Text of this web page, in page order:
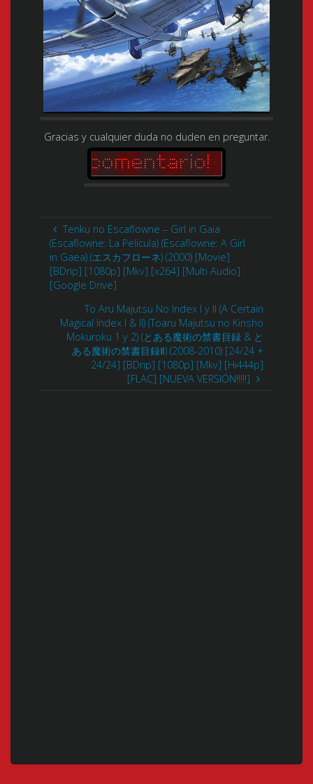
Gracias y cualquier duda no duden en preguntar.
Tenku no Escaflowne – Girl in Gaia
(Escaflowne: La Película) (Escaflowne: A Girl
in Gaea) (エスカフローネ) (2000) [Movie]
[BDrip] [1080p] [Mkv] [x264] [Multi Audio]
[Google Drive]
To Aru Majutsu No Index I y II (A Certain
Magical Index I & II) (Toaru Majutsu no Kinsho
Mokuroku 1 y 2) (とある魔術の禁書目録 & と
ある魔術の禁書目録Ⅱ) (2008-2010) [24/24 +
24/24] [BDrip] [1080p] [Mkv] [Hi444p]
[FLAC] [NUEVA VERSIÓN!!!!!]